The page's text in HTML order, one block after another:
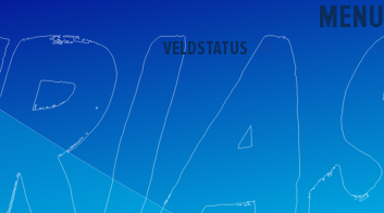
VELDSTATUS
MENU